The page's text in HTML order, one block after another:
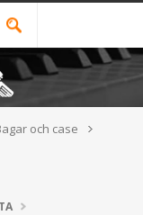
och case